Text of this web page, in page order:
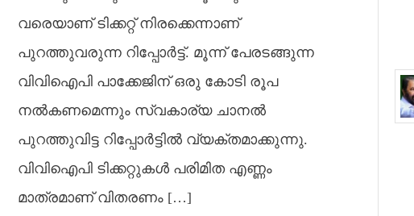
വരെയാണ് ടിക്കറ്റ് നിരക്കെന്നാണ്
പുറത്തുവരുന്ന റിപ്പോർട്ട്. മൂന്ന് പേരടങ്ങുന്ന
വിവിഐപി പാക്കേജിന് ഒരു കോടി രൂപ
നൽകണമെന്നും സ്വകാര്യ ചാനൽ
പുറത്തുവിട്ട റിപ്പോർട്ടിൽ വ്യക്തമാക്കുന്നു.
വിവിഐപി ടിക്കറ്റുകൾ പരിമിത എണ്ണം
മാത്രമാണ് വിതരണം […]